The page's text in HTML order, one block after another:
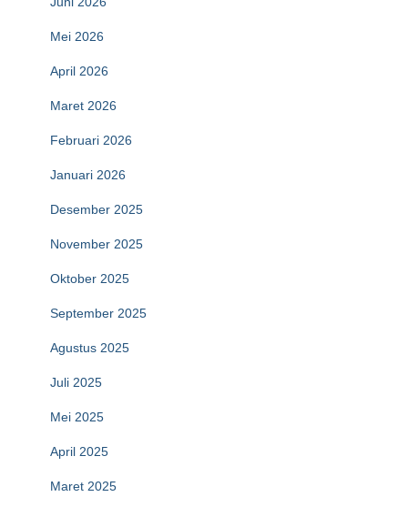
Mei 2026
April 2026
Maret 2026
Februari 2026
Januari 2026
Desember 2025
November 2025
Oktober 2025
September 2025
Agustus 2025
Juli 2025
Mei 2025
April 2025
Maret 2025